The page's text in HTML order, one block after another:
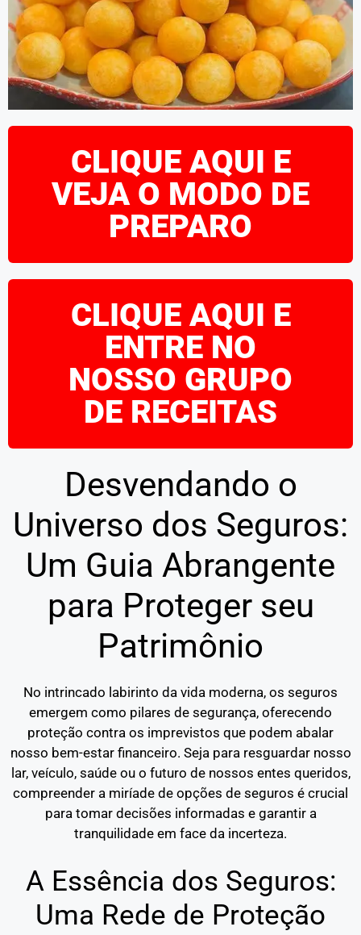
CLIQUE AQUI E
VEJA O MODO DE
PREPARO
CLIQUE AQUI E
ENTRE NO
NOSSO GRUPO
DE RECEITAS
Desvendando o
Universo dos Seguros:
Um Guia Abrangente
para Proteger seu
Patrimônio
No intrincado labirinto da vida moderna, os seguros
emergem como pilares de segurança, oferecendo
proteção contra os imprevistos que podem abalar
nosso bem-estar financeiro. Seja para resguardar nosso
lar, veículo, saúde ou o futuro de nossos entes queridos,
compreender a miríade de opções de seguros é crucial
para tomar decisões informadas e garantir a
tranquilidade em face da incerteza.
A Essência dos Seguros:
Uma Rede de Proteção